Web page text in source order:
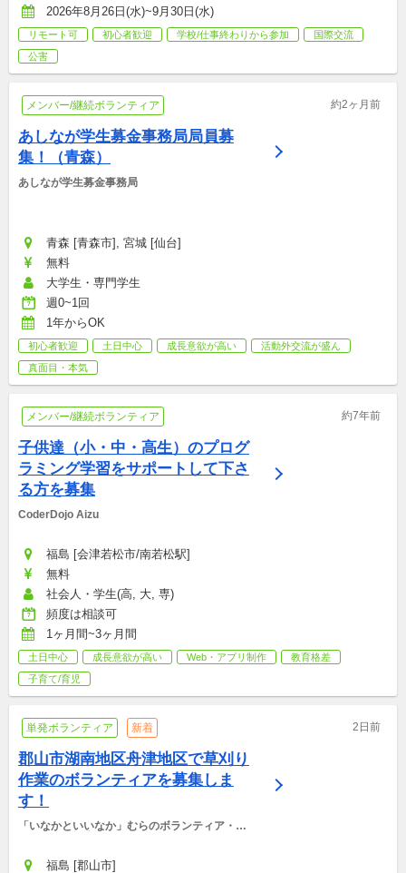
2026年8月26日(水)~9月30日(水)
リモート可 初心者歓迎 学校/仕事終わりから参加
国際交流
公害
メンバー/継続ボランティア 約2ヶ月前
あしなが学生募金事務局局員募
集！（青森）
あしなが学生募金事務局
青森 [青森市], 宮城 [仙台]
無料
大学生・専門学生
週0~1回
1年からOK
初心者歓迎 土日中心 成長意欲が高い
活動外交流が盛ん
真面目・本気
メンバー/継続ボランティア 約7年前
子供達（小・中・高生）のプログ
ラミング学習をサポートして下さ
る方を募集
CoderDojo Aizu
福島 [会津若松市/南若松駅]
無料
社会人・学生(高, 大, 専)
頻度は相談可
1ヶ月間~3ヶ月間
土日中心 成長意欲が高い Web・アプリ制作
教育格差
子育て/育児
単発ボランティア 新着 2日前
郡山市湖南地区舟津地区で草刈り
作業のボランティアを募集しま
す！
「いなかといいなか」むらのボランティア・マ
福島 [郡山市]